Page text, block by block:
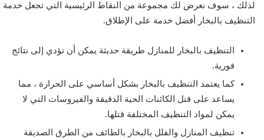
لذلك ، سوف نعرض لك مجموعة من النقاط الرئيسية التي تجعل خدمة
التنظيف بالبخار أفضل خدمة على الإطلاق.
التنظيف بالبخار للمنازل طريقة حديثة يمكن أن تؤدي إلى نتائج
فورية.
كما يعتمد التنظيف بالبخار بشكل أساسي على الحرارة ، مما
يساعد على قتل الكائنات الحية الدقيقة والفيروسات التي لا
يمكن لمواد التنظيف المختلفة قتلها.
تنظيف المنازل والفلل بالبخار بالطائف من الطرق الصديقة